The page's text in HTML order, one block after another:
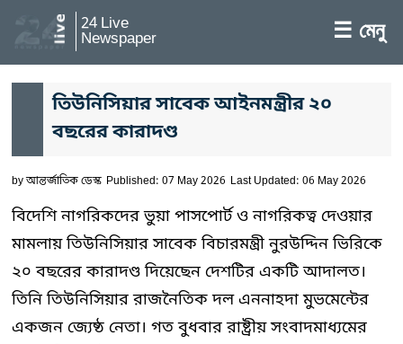
24 Live
Newspaper ☰ মেনু
তিউনিসিয়ার সাবেক আইনমন্ত্রীর ২০
বছরের কারাদণ্ড
byআন্তর্জাতিক ডেস্ক Published: 07 May 2026 Last Updated: 06 May 2026
বিদেশি নাগরিকদের ভুয়া পাসপোর্ট ও নাগরিকত্ব দেওয়ার
মামলায় তিউনিসিয়ার সাবেক বিচারমন্ত্রী নুরউদ্দিন ভিরিকে
২০ বছরের কারাদণ্ড দিয়েছেন দেশটির একটি আদালত।
তিনি তিউনিসিয়ার রাজনৈতিক দল এননাহদা মুভমেন্টের
একজন জ্যেষ্ঠ নেতা। গত বুধবার রাষ্ট্রীয় সংবাদমাধ্যমের